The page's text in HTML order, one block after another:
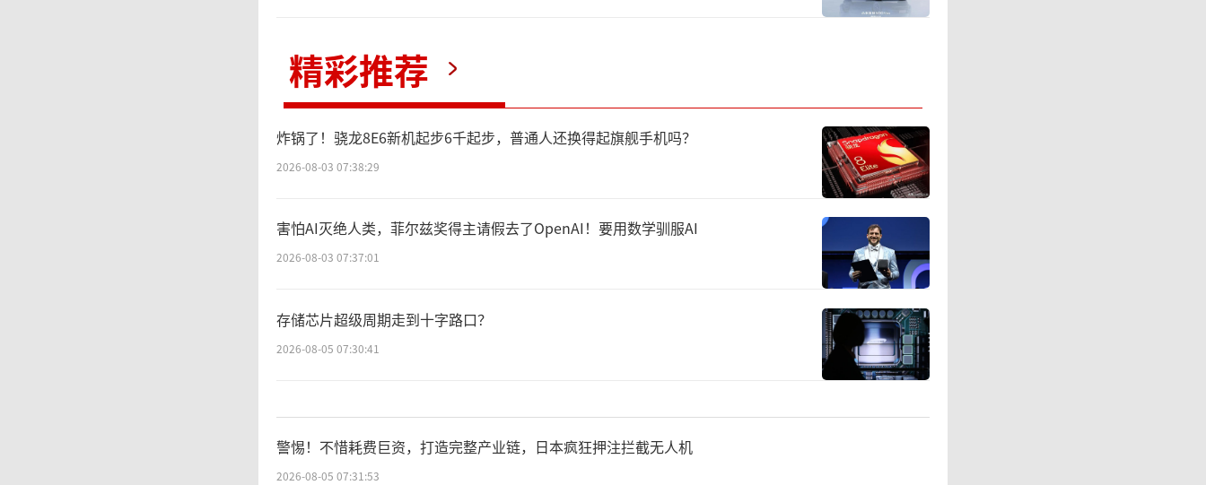
终端便捷地进行多模态操作并接收警示。同
时，从信息录入、传输同步到查询分析，强化
全链路数据管理，为智能化健康监测与服务提
供数据基础。
智能床垫需具备自适应调节或个性化定制
调节能力，带有运行装置的产品运行速度不得
超过50mm/s，以提升使用舒适度。对于健康
呼吸率误差不超过±5次/分钟，为用户提供准
精彩推荐
炸锅了！骁龙8E6新机起步6千起步，普通人还换得起旗舰手机吗？
2026-08-03 07:38:29
害怕AI灭绝人类，菲尔兹奖得主请假去了OpenAI！要用数学驯服AI
2026-08-03 07:37:01
存储芯片超级周期走到十字路口？
2026-08-05 07:30:41
警惕！不惜耗费巨资，打造完整产业链，日本疯狂押注拦截无人机
2026-08-05 07:31:53